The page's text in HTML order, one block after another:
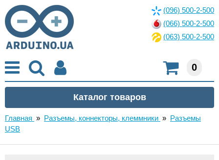
(096) 500-2-500
(066) 500-2-500
(063) 500-2-500
0
Главная » Разъемы, коннекторы, клеммники » Разъемы
USB